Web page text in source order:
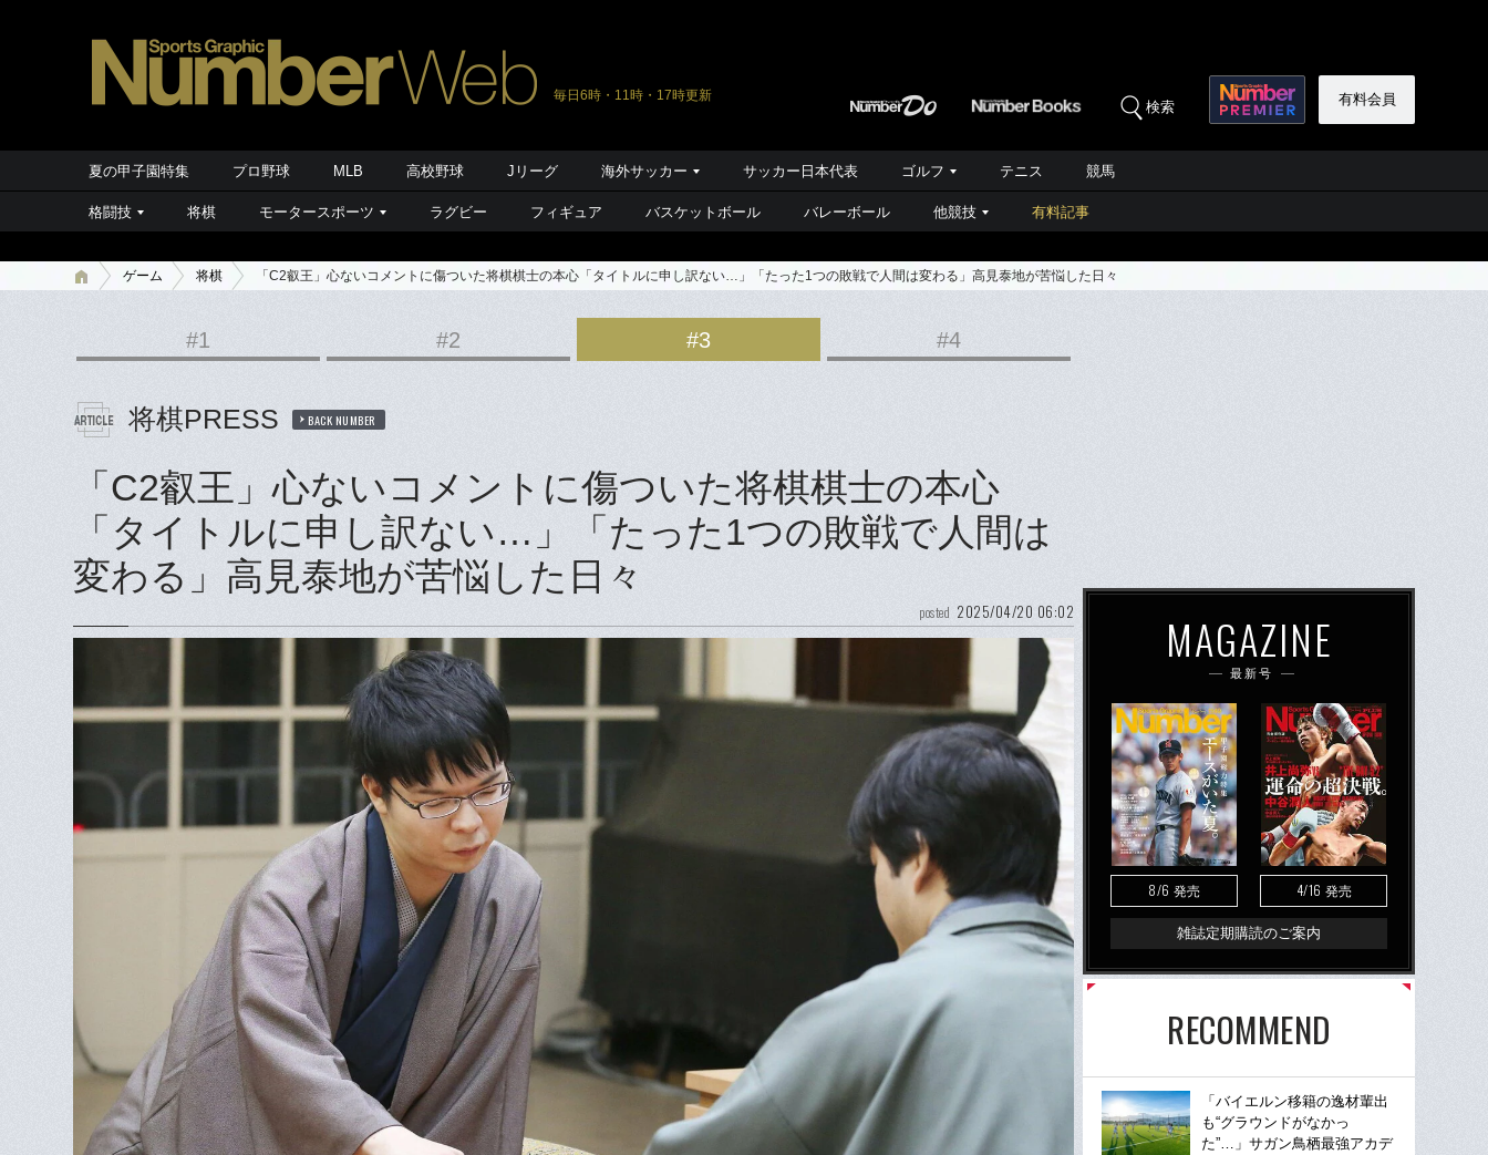
毎日6時・11時・17時更新
検索 有料会員
夏の甲子園特集 プロ野球 MLB 高校野球 Jリーグ 海外サッカー サッカー日本代表 ゴルフ テニス 競馬
格闘技 将棋 モータースポーツ ラグビー フィギュア バスケットボール バレーボール 他競技 有料記事
ゲーム 将棋 「C2叡王」心ないコメントに傷ついた将棋棋士の本心「タイトルに申し訳ない…」「たった1つの敗戦で人間は変わる」高見泰地が苦悩した日々
#1 #2 #3 #4
将棋PRESS BACK NUMBER
「C2叡王」心ないコメントに傷ついた将棋棋士の本心
「タイトルに申し訳ない…」「たった1つの敗戦で人間は
変わる」高見泰地が苦悩した日々
posted 2025/04/20 06:02 MAGAZINE
最新号
8/6 発売 4/16 発売
雑誌定期購読のご案内
RECOMMEND
「バイエルン移籍の逸材輩出
も“グラウンドがなかっ
た”…」サガン鳥栖最強アカデ